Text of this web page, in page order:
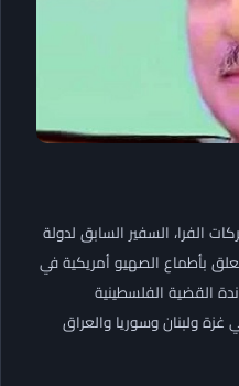
الفرا، السفير السابق لدولة
بأطماع الصهيو أمريكية في
القضية الفلسطينية
ولبنان وسوريا والعراق